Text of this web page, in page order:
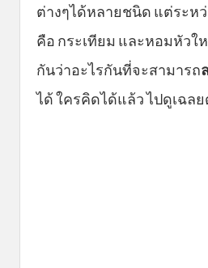
ต่างๆได้หลายชนิด แต่ระห
คือ กระเทียม และหอมหัวใ
กันว่าอะไรกันที่จะสามารถ
ได้ ใครคิดได้แล้ว ไปดูเฉล